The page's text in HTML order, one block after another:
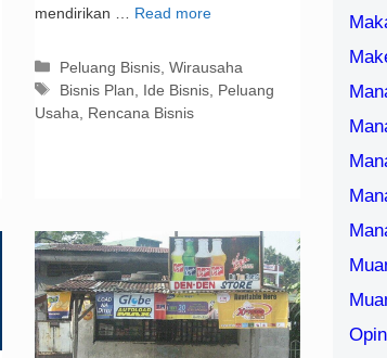
mendirikan …
Read more
Kategori
Peluang Bisnis ,Wirausaha
Tag
Bisnis Plan Ide Bisnis Peluang
Usaha
Rencana Bisnis